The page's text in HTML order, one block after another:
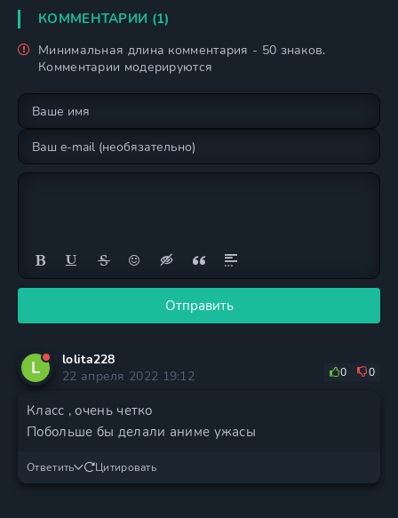
КОММЕНТАРИИ (1)
Минимальная длина комментария - 50 знаков.
Комментарии модерируются
Отправить
L
lolita228
22 апреля 2022 19:12
0 0
Класс , очень четко
Побольше бы делали аниме ужасы
Ответить Цитировать